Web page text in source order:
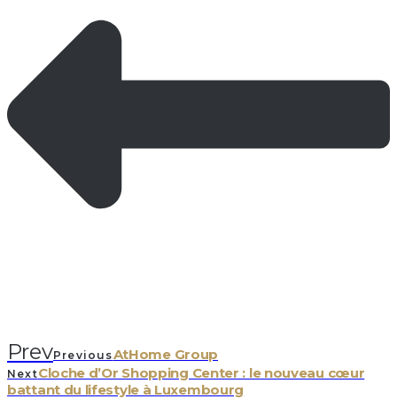
PrevPreviousAtHome Group
NextCloche d’Or Shopping Center : le nouveau cœur
battant du lifestyle à Luxembourg